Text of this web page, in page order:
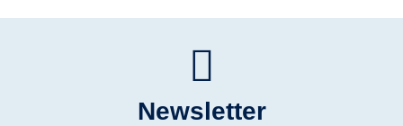
Newsletter